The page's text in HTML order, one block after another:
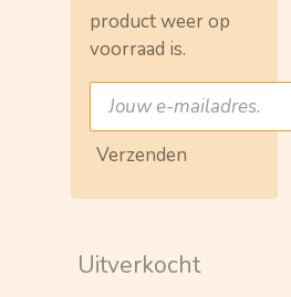
product weer op
voorraad is.
Verzenden
Uitverkocht